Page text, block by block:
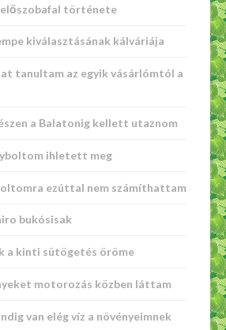
előszobafal története
kiválasztásának kálváriája
tanultam az egyik vásárlómtól a
a Balatonig kellett utaznom
ihletett meg
ezúttal nem számíthattam
bukósisak
a kinti sütögetés öröme
motorozás közben láttam
van elég víz a növényeimnek